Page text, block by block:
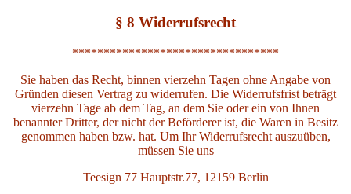
§ 8 Widerrufsrecht
*********************************
Sie haben das Recht, binnen vierzehn Tagen ohne Angabe von
Gründen diesen Vertrag zu widerrufen. Die Widerrufsfrist beträgt
vierzehn Tage ab dem Tag, an dem Sie oder ein von Ihnen
benannter Dritter, der nicht der Beförderer ist, die Waren in Besitz
genommen haben bzw. hat. Um Ihr Widerrufsrecht auszuüben,
müssen Sie uns
Teesign 77 Hauptstr.77, 12159 Berlin